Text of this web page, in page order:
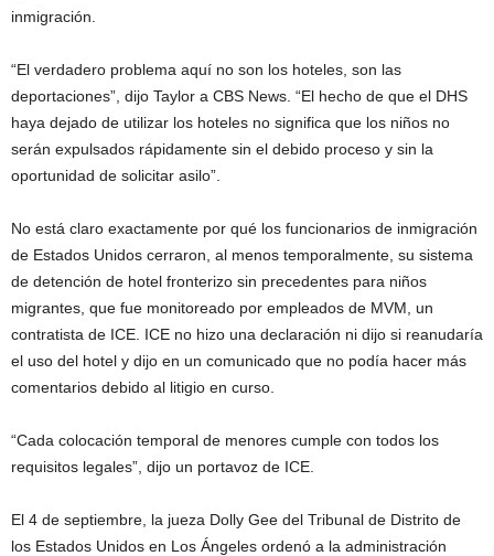
inmigración.
“El verdadero problema aquí no son los hoteles, son las
deportaciones”, dijo Taylor a CBS News. “El hecho de que el DHS
haya dejado de utilizar los hoteles no significa que los niños no
serán expulsados ​​rápidamente sin el debido proceso y sin la
oportunidad de solicitar asilo”.
No está claro exactamente por qué los funcionarios de inmigración
de Estados Unidos cerraron, al menos temporalmente, su sistema
de detención de hotel fronterizo sin precedentes para niños
migrantes, que fue monitoreado por empleados de MVM, un
contratista de ICE. ICE no hizo una declaración ni dijo si reanudaría
el uso del hotel y dijo en un comunicado que no podía hacer más
comentarios debido al litigio en curso.
“Cada colocación temporal de menores cumple con todos los
requisitos legales”, dijo un portavoz de ICE.
El 4 de septiembre, la jueza Dolly Gee del Tribunal de Distrito de
los Estados Unidos en Los Ángeles ordenó a la administración